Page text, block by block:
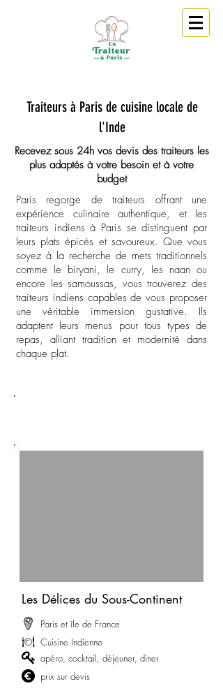
Traiteurs à Paris de cuisine locale de
l'Inde
Recevez sous 24h vos devis des traiteurs les
plus adaptés à votre besoin et à votre
budget
Paris regorge de traiteurs offrant une
expérience culinaire authentique, et les
traiteurs indiens à Paris se distinguent par
leurs plats épicés et savoureux. Que vous
soyez à la recherche de mets traditionnels
comme le biryani, le curry, les naan ou
encore les samoussas, vous trouverez des
traiteurs indiens capables de vous proposer
une véritable immersion gustative. Ils
adaptent leurs menus pour tous types de
repas, alliant tradition et modernité dans
chaque plat.
Les Délices du Sous-Continent
Paris et île de France
Cuisine Indienne
apéro, cocktail, déjeuner, diner
prix sur devis